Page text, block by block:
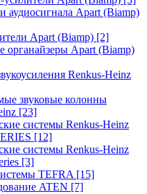
аудиосигнала Apart (Biamp)
Apart (Biamp) [2]
органайзеры Apart (Biamp)
Renkus-Heinz
звуковые колонны
[23]
системы Renkus-Heinz
[12]
системы Renkus-Heinz
[3]
TEFRA [15]
ATEN [7]